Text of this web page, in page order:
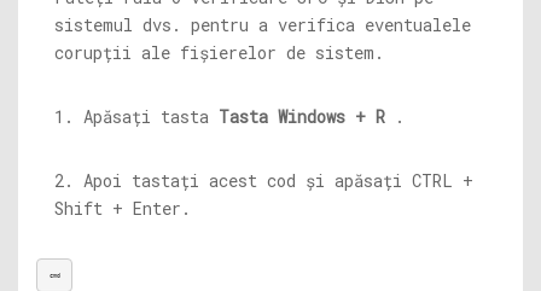
sistemul dvs. pentru a verifica eventualele
corupții ale fișierelor de sistem.
1. Apăsați tasta Tasta Windows + R .
2. Apoi tastați acest cod și apăsați CTRL +
Shift + Enter.
cmd